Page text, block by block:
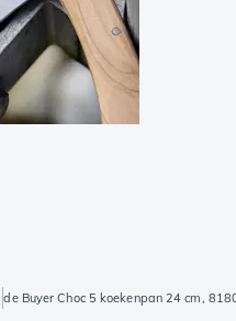
de Buyer Choc 5 koekenpan 24 cm,